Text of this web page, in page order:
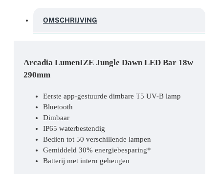
OMSCHRIJVING
Arcadia LumenIZE Jungle Dawn LED Bar 18w
290mm
Eerste app-gestuurde dimbare T5 UV-B lamp
Bluetooth
Dimbaar
IP65 waterbestendig
Bedien tot 50 verschillende lampen
Gemiddeld 30% energiebesparing*
Batterij met intern geheugen